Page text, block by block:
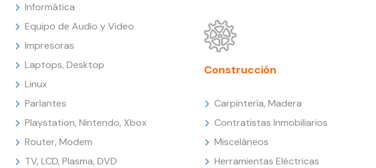
Informática
Equipo de Audio y Video
Impresoras
Laptops, Desktop
Linux
Parlantes
Playstation, Nintendo, Xbox
Router, Modem
TV, LCD, Plasma, DVD
Construcción
Carpintería, Madera
Contratistas Inmobiliarios
Misceláneos
Herramientas Eléctricas